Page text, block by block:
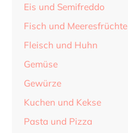
Eis und Semifreddo
Fisch und Meeresfrüchte
Fleisch und Huhn
Gemüse
Gewürze
Kuchen und Kekse
Pasta und Pizza